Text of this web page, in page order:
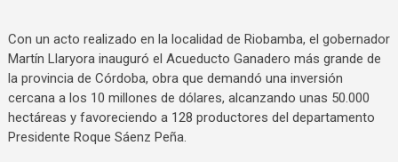
Con un acto realizado en la localidad de Riobamba, el gobernador
Martín Llaryora inauguró el Acueducto Ganadero más grande de
la provincia de Córdoba, obra que demandó una inversión
cercana a los 10 millones de dólares, alcanzando unas 50.000
hectáreas y favoreciendo a 128 productores del departamento
Presidente Roque Sáenz Peña.